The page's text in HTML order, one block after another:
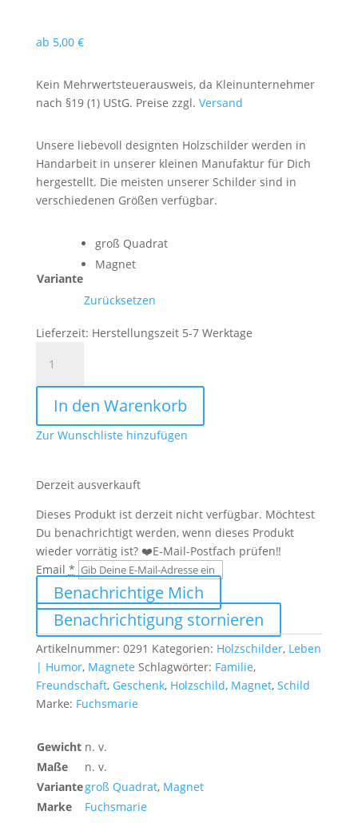
ab 5,00 €
Kein Mehrwertsteuerausweis, da Kleinunternehmer
nach §19 (1) UStG. Preise zzgl. Versand
Unsere liebevoll designten Holzschilder werden in
Handarbeit in unserer kleinen Manufaktur für Dich
hergestellt. Die meisten unserer Schilder sind in
verschiedenen Größen verfügbar.
Variante
groß Quadrat
Magnet
Zurücksetzen
Lieferzeit: Herstellungszeit 5-7 Werktage
kleinen
Dinge
sind
es
die
Leben
Menge
In den Warenkorb
Zur Wunschliste hinzufügen
Derzeit ausverkauft
Dieses Produkt ist derzeit nicht verfügbar. Möchtest
Du benachrichtigt werden, wenn dieses Produkt
wieder vorrätig ist? ❤️E-Mail-Postfach prüfen‼️
Email *
Benachrichtige Mich
Benachrichtigung stornieren
Artikelnummer: 0291 Kategorien: Holzschilder, Leben
| Humor, Magnete Schlagwörter: Familie,
Freundschaft, Geschenk, Holzschild, Magnet, Schild
Marke: Fuchsmarie
Gewicht n. v.
Maße
n. v.
Variantegroß Quadrat, Magnet
Marke
Fuchsmarie